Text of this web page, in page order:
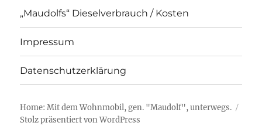
„Maudolfs“ Dieselverbrauch / Kosten
Impressum
Datenschutzerklärung
Home: Mit dem Wohnmobil, gen. "Maudolf", unterwegs.
Stolz präsentiert von WordPress